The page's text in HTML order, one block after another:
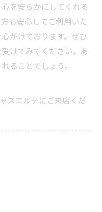
を安らかにしてくれる
も安心してご利用いた
がけております。ぜひ
けてみてください。あ
ることでしょう。
スエルテにご来店くだ